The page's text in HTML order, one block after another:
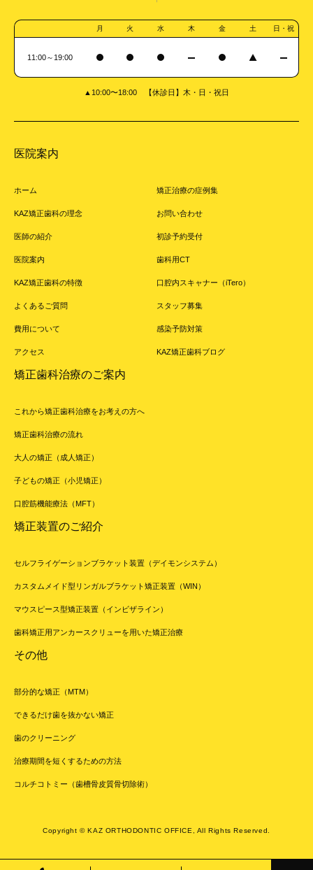
月 火 水 木 金 土 日・祝
11:00～19:00
▲10:00〜18:00 【休診日】木・日・祝日
医院案内
ホーム
KAZ矯正歯科の理念
医師の紹介
医院案内
KAZ矯正歯科の特徴
よくあるご質問
費用について
アクセス
矯正治療の症例集
お問い合わせ
初診予約受付
歯科用CT
口腔内スキャナー（iTero）
スタッフ募集
感染予防対策
KAZ矯正歯科ブログ
矯正歯科治療のご案内
これから矯正歯科治療をお考えの方へ
矯正歯科治療の流れ
大人の矯正（成人矯正）
子どもの矯正（小児矯正）
口腔筋機能療法（MFT）
矯正装置のご紹介
セルフライゲーションブラケット装置（デイモンシステム）
カスタムメイド型リンガルブラケット矯正装置（WIN）
マウスピース型矯正装置（インビザライン）
歯科矯正用アンカースクリューを用いた矯正治療
その他
部分的な矯正（MTM）
できるだけ歯を抜かない矯正
歯のクリーニング
治療期間を短くするための方法
コルチコトミー（歯槽骨皮質骨切除術）
Copyright © KAZ ORTHODONTIC OFFICE, All Rights Reserved.